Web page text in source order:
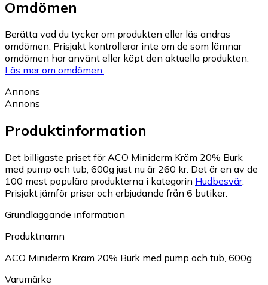
Omdömen
Berätta vad du tycker om produkten eller läs andras
omdömen. Prisjakt kontrollerar inte om de som lämnar
omdömen har använt eller köpt den aktuella produkten.
Läs mer om omdömen.
Annons
Annons
Produktinformation
Det billigaste priset för ACO Miniderm Kräm 20% Burk
med pump och tub, 600g just nu är 260 kr. Det är en av de
100 mest populära produkterna i kategorin Hudbesvär.
Prisjakt jämför priser och erbjudande från 6 butiker.
Grundläggande information
Produktnamn
ACO Miniderm Kräm 20% Burk med pump och tub, 600g
Varumärke